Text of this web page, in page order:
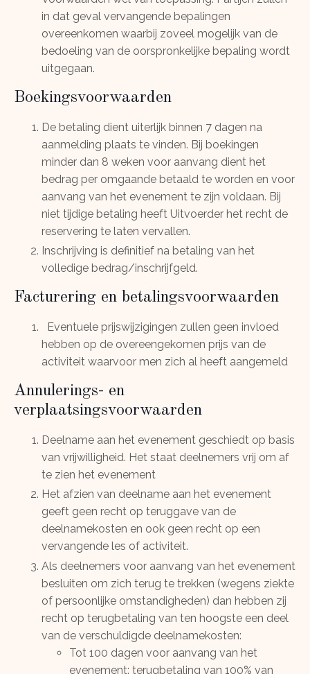
in dat geval vervangende bepalingen
overeenkomen waarbij zoveel mogelijk van de
bedoeling van de oorspronkelijke bepaling wordt
uitgegaan.
Boekingsvoorwaarden
De betaling dient uiterlijk binnen 7 dagen na
aanmelding plaats te vinden. Bij boekingen
minder dan 8 weken voor aanvang dient het
bedrag per omgaande betaald te worden en voor
aanvang van het evenement te zijn voldaan. Bij
niet tijdige betaling heeft Uitvoerder het recht de
reservering te laten vervallen.
Inschrijving is definitief na betaling van het
volledige bedrag/inschrijfgeld.
Facturering en betalingsvoorwaarden
Eventuele prijswijzigingen zullen geen invloed
hebben op de overeengekomen prijs van de
activiteit waarvoor men zich al heeft aangemeld
Annulerings- en
verplaatsingsvoorwaarden
Deelname aan het evenement geschiedt op basis
van vrijwilligheid. Het staat deelnemers vrij om af
te zien het evenement
Het afzien van deelname aan het evenement
geeft geen recht op teruggave van de
deelnamekosten en ook geen recht op een
vervangende les of activiteit.
Als deelnemers voor aanvang van het evenement
besluiten om zich terug te trekken (wegens ziekte
of persoonlijke omstandigheden) dan hebben zij
recht op terugbetaling van ten hoogste een deel
van de verschuldigde deelnamekosten:
Tot 100 dagen voor aanvang van het
evenement: terugbetaling van 100% van